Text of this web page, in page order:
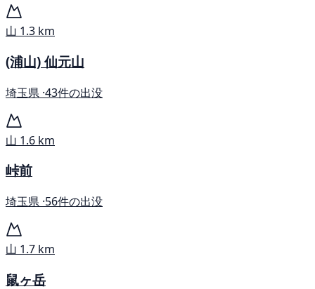
山 1.3 km
(浦山) 仙元山
埼玉県 ·43件の出没
山 1.6 km
峠前
埼玉県 ·56件の出没
山 1.7 km
鼠ヶ岳